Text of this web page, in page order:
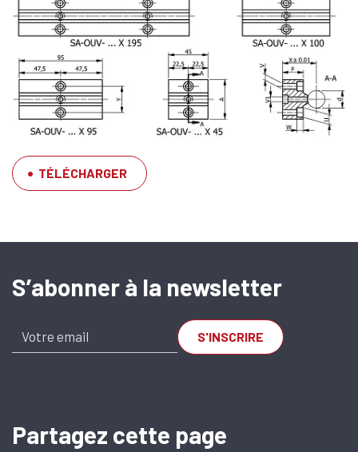
TÉLÉCHARGER
linear bearings
and shafts
02 02
S’abonner à la newsletter
Partagez cette page